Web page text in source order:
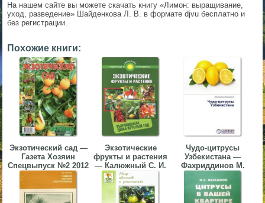
На нашем сайте вы можете скачать книгу «Лимон: выращивание,
уход, разведение» Шайденкова Л. В. в формате djvu бесплатно и
без регистрации.
Похожие книги:
Экзотический сад —
Газета Хозяин
Спецвыпуск №2 2012
Экзотические
фрукты и растения
— Калюжный С. И.
Чудо-цитрусы
Узбекистана —
Фахриддинов М.
▼
▼
▼